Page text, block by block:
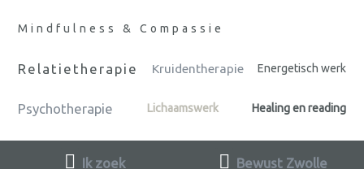
Mindfulness & Compassie
Relatietherapie Kruidentherapie Energetisch werk
Psychotherapie Lichaamswerk Healing en reading
Ik zoek Bewust Zwolle